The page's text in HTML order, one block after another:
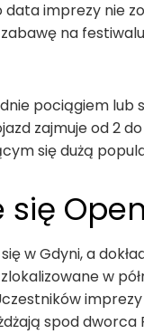
data imprezy nie
na
pociągiem lub
zajmuje od 2
się dużą
w Gdyni, a
w
spod dworca